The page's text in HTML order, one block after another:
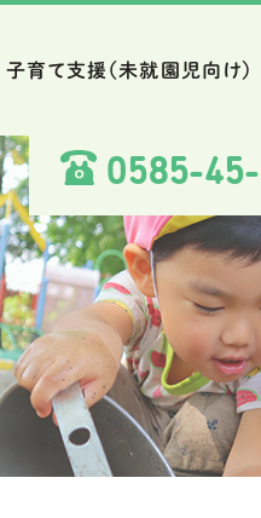
子育て支援（未就園児向け）
0585-